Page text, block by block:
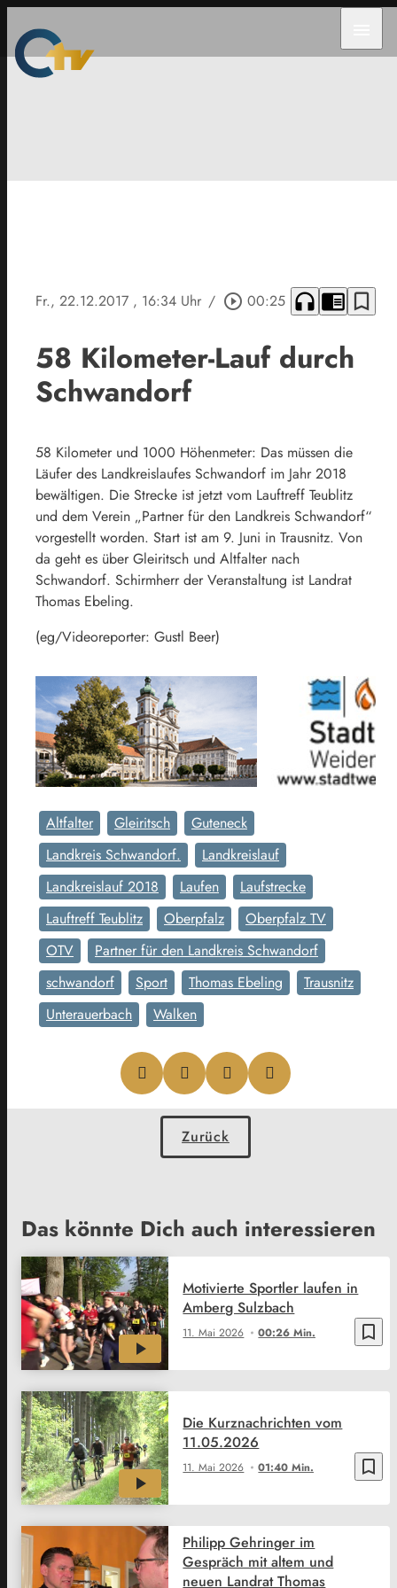
Fr., 22.12.2017 , 16:34 Uhr / play_circle_outline 00:25 headphones chrome_reader_mode bookmark_border
58 Kilometer-Lauf durch
Schwandorf
58 Kilometer und 1000 Höhenmeter: Das müssen die
Läufer des Landkreislaufes Schwandorf im Jahr 2018
bewältigen. Die Strecke ist jetzt vom Lauftreff Teublitz
und dem Verein „Partner für den Landkreis Schwandorf“
vorgestellt worden. Start ist am 9. Juni in Trausnitz. Von
da geht es über Gleiritsch und Altfalter nach
Schwandorf. Schirmherr der Veranstaltung ist Landrat
Thomas Ebeling.
(eg/Videoreporter: Gustl Beer)
Altfalter Gleiritsch
Guteneck
Landkreis Schwandorf.
Landkreislauf
Landkreislauf 2018
Laufen
Laufstrecke
Lauftreff Teublitz
Oberpfalz
Oberpfalz TV
OTV
Partner für den Landkreis Schwandorf
schwandorf
Sport Thomas Ebeling
Trausnitz
Unterauerbach
Walken
Zurück
Das könnte Dich auch interessieren
bookmark_border
11. Mai 2026 00:26 Min.
Motivierte Sportler laufen in
Amberg Sulzbach
bookmark_border
11. Mai 2026 01:40 Min.
Die Kurznachrichten vom
11.05.2026
Philipp Gehringer im
Gespräch mit altem und
neuen Landrat Thomas